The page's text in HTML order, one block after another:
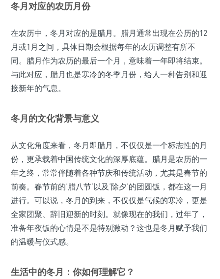
冬月对应的农历月份
在农历中，冬月对应的是腊月。腊月通常出现在公历的12
月或1月之间，具体日期会根据每年的农历调整有所不
同。腊月作为农历的最后一个月，意味着一年即将结束。
与此对应，腊月也是寒冷的冬季月份，给人一种告别和迎
接新年的气息。
冬月的文化背景与意义
从文化角度来看，冬月即腊月，不仅仅是一个标志性的月
份，更承载着中国传统文化的深厚底蕴。腊月是农历的一
年之终，常常伴随着各种节庆和传统活动，尤其是春节的
前奏。春节前的‘腊八节’以及‘除夕’的团圆饭，都在这一月
进行。可以说，冬月的到来，不仅仅是气候的寒冷，更是
全家团聚、辞旧迎新的时刻。就像现在的我们，过年了，
准备年夜饭的心情是不是特别激动？这也是冬月赋予我们
的温暖与仪式感。
生活中的冬月：你如何理解它？